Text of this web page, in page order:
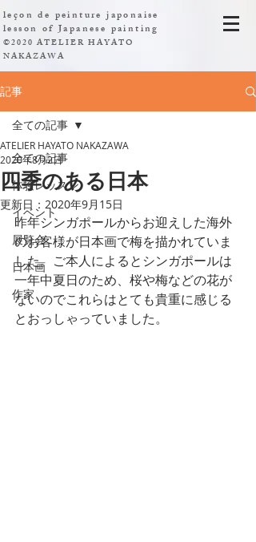
leçon de peinture japonaise
​lesson of Japanese painting
©2020 ATELIER HAYATO
NAKAZAWA
記事
全ての記事
体験レッスン
イベント
展覧会
日本画
作家
全ての記事
四季のある日本
ATELIER HAYATO NAKAZAWA
2020年8月2日
更新日： 2020年9月15日
昨年シンガポールからお迎えした海外
のお客様が日本画で梅を描かれていま
した。ご本人によるとシンガポールは
一年中夏日のため、桜や梅などの花が
ないのでこれらはとても貴重に感じる
とおっしゃっていました。